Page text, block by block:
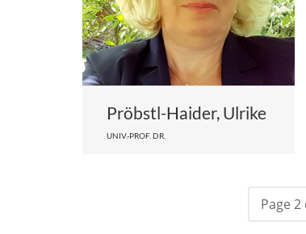
Pröbstl-Haider, Ulrike
UNIV.-PROF. DR.
Page 2